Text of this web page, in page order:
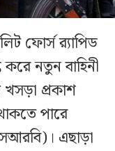
ফোর্স র‌্যাপিড
করে নতুন বাহিনী
প্রকাশ
পারে
এছাড়া